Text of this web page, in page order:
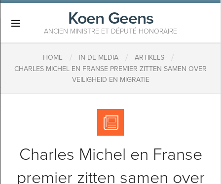
Koen Geens
ANCIEN MINISTRE ET DÉPUTÉ HONORAIRE
HOME / IN DE MEDIA / ARTIKELS /
​CHARLES MICHEL EN FRANSE PREMIER ZITTEN SAMEN OVER
VEILIGHEID EN MIGRATIE
​Charles Michel en Franse
premier zitten samen over